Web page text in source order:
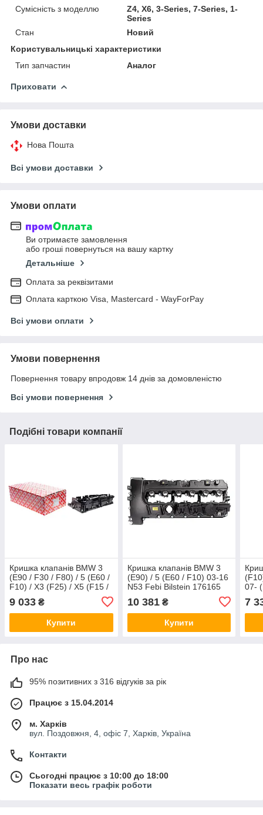
Сумісність з моделлю
Z4, X6, 3-Series, 7-Series, 1-
Series
Стан
Новий
Користувальницькі характеристики
Тип запчастин
Аналог
Приховати
Умови доставки
Нова Пошта
Всі умови доставки
Умови оплати
Ви отримаєте замовлення
або гроші повернуться на вашу картку
Детальніше
Оплата за реквізитами
Оплата карткою Visa, Mastercard - WayForPay
Всі умови оплати
Умови повернення
Повернення товару впродовж 14 днів за домовленістю
Всі умови повернення
Подібні товари компанії
Кришка клапанів BMW 3
(E90 / F30 / F80) / 5 (E60 /
F10) / X3 (F25) / X5 (F15 /
(N47) Febi Bilstein 174674
9 033 ₴
Купити
Кришка клапанів BMW 3
(E90) / 5 (E60 / F10) 03-16
N53 Febi Bilstein 176165
10 381₴
Купити
07-
7
Про нас
95% позитивних з 316 відгуків за рік
Працює з 15.04.2014
м. Харків
вул. Поздовжня, 4, офіс 7, Харків, Україна
Контакти
Сьогодні працює з 10:00 до 18:00
Показати весь графік роботи